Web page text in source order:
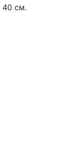
40 см.